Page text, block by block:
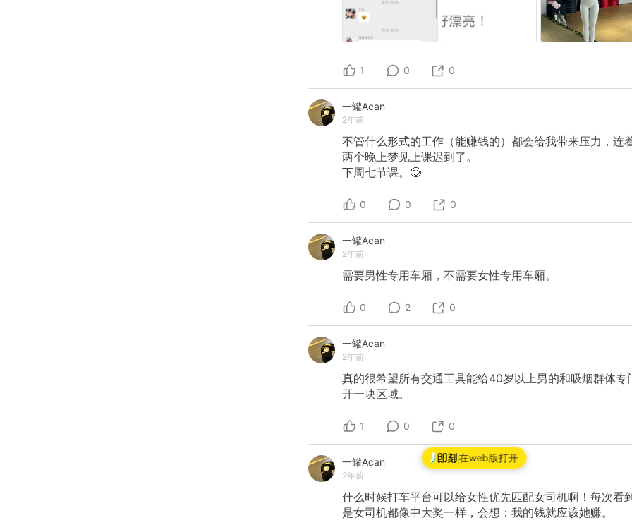
在web版打开
1 0 0
一罐Acan
2年前
不管什么形式的工作（能赚钱的）都会给我带来压力，连
两个晚上梦见上课迟到了。
下周七节课。🥲
0 0 0
一罐Acan
2年前
需要男性专用车厢，不需要女性专用车厢。
0 2 0
一罐Acan
2年前
真的很希望所有交通工具能给40岁以上男的和吸烟群体专
开一块区域。
1 0 0
一罐Acan
2年前
什么时候打车平台可以给女性优先匹配女司机啊！每次看
是女司机都像中大奖一样，会想：我的钱就应该她赚。